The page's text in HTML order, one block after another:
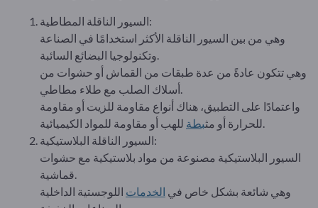
السيور الناقلة المطاطية:
وهي من بين السيور الناقلة الأكثر استخدامًا في الصناعة
وتكنولوجيا البضائع السائبة.
وهي تتكون عادةً من عدة طبقات من القماش أو حشوات من
أسلاك الصلب مع طلاء مطاطي.
واعتمادًا على التطبيق، هناك أنواع مقاومة للزيت أو مقاومة
للحرارة أو مثبطة
للهب أو مقاومة للمواد الكيميائية.
السيور الناقلة البلاستيكية:
السيور البلاستيكية مصنوعة من مواد بلاستيكية مع حشوات
قماشية.
وهي شائعة بشكل خاص في الخدمات اللوجستية الداخلية